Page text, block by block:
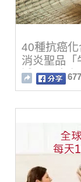
40種抗癌化
消炎聖品「
減肥，降膽677